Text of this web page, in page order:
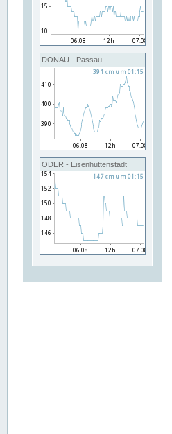
DONAU - Passau
ODER - Eisenhüttenstadt